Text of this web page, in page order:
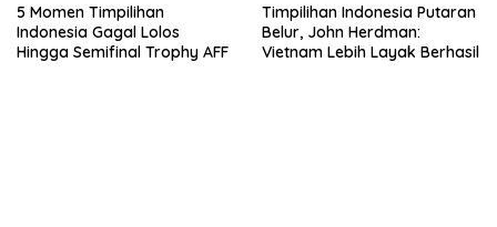
5 Momen Timpilihan
Indonesia Gagal Lolos
Hingga Semifinal Trophy AFF
Timpilihan Indonesia Putaran
Belur, John Herdman:
Vietnam Lebih Layak Berhasil